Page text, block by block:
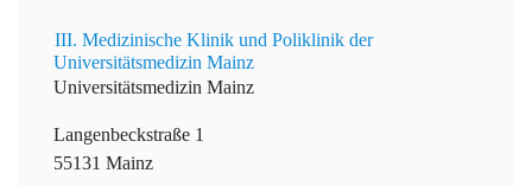
III. Medizinische Klinik und Poliklinik der
Universitätsmedizin Mainz
Universitätsmedizin Mainz
Langenbeckstraße 1
55131 Mainz